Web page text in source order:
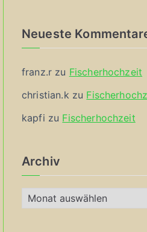
Neueste
franz.r zu Fischerhochzeit
christian.k zu
kapfi zu Fischerhochzeit
Archiv
r